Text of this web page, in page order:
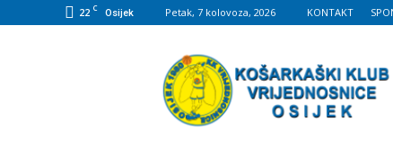
22 C Osijek Petak, 7 kolovoza, 2026 KONTAKT
KK
VROS